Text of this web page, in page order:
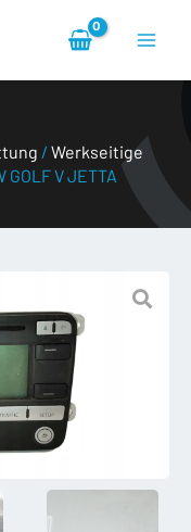
/ Werkseitige
GOLF V JETTA